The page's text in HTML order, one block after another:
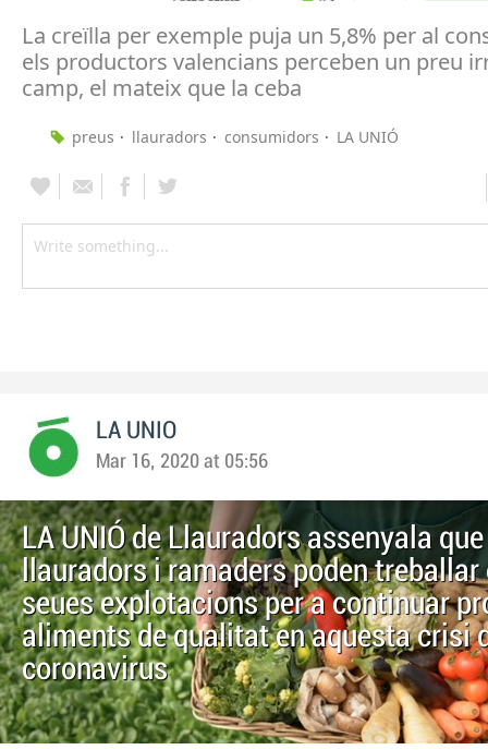
La creïlla per exemple puja un 5,8% per al
els productors valencians perceben un preu
camp, el mateix que la ceba
preus llauradors consumidors LA UNIÓ
LA UNIO
Mar 16, 2020 at 05:56
LA UNIÓ de Llauradors assenyala
llauradors i ramaders poden treballar
seues explotacions per a continuar
aliments de qualitat en aquesta crisi
coronavirus